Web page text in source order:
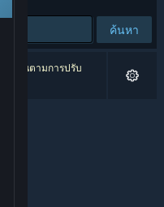
ค้นหา
ะเว้นตามการปรับ